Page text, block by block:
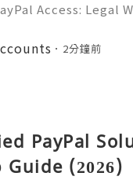
Access: Legal
ultimate
edit
2分鐘前
PayPal
(2026)